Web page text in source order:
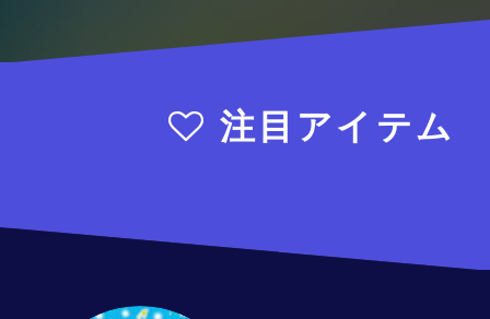
注目アイテム